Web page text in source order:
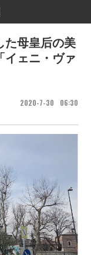
2020 7 30 06 30
た母皇后の美
イェニ・ヴァ